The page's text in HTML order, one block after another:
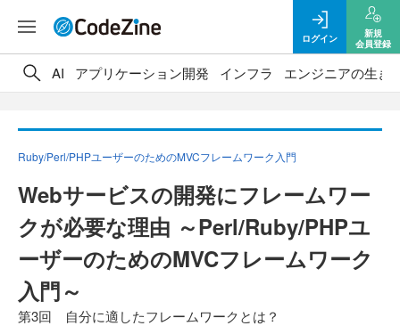
ログイン
新規
会員登録
AI アプリケーション開発 インフラ エンジニアの生き
Ruby/Perl/PHPユーザーのためのMVCフレームワーク入門
Webサービスの開発にフレームワー
クが必要な理由 ～Perl/Ruby/PHPユ
ーザーのためのMVCフレームワーク
入門～
第3回 自分に適したフレームワークとは？